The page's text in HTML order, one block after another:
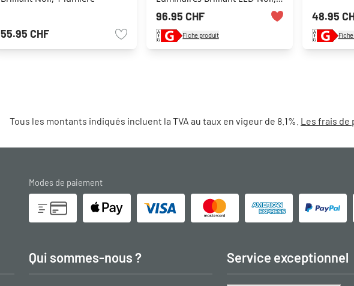
55.95 CHF
96.95 CHF
Fiche produit
48.95
Tous les montants indiqués incluent la TVA au taux en vigeur de 8.1%. Les frais de
Modes de paiement
Qui sommes-nous ? Service exceptionnel